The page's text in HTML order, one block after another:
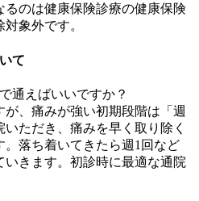
るのは健康保険診療の健康保険
象外です。
て
通えばいいですか？
、痛みが強い初期段階は「週
ただき、痛みを早く取り除く
。落ち着いてきたら週1回など
いきます。初診時に最適な通院